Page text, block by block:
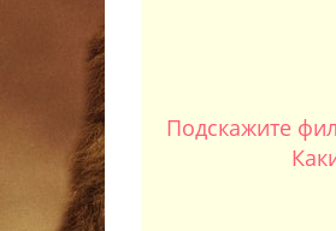
Подскажите